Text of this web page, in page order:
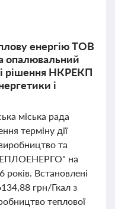
енергію ТОВ
рішення НКРЕКП
і
міська рада
терміну дії
та
на
Встановлені
грн/Гкал з
теплової